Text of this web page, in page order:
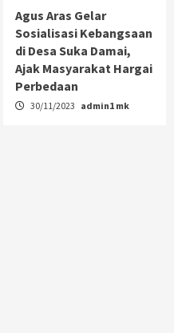
Agus Aras Gelar
Sosialisasi Kebangsaan
di Desa Suka Damai,
Ajak Masyarakat Hargai
Perbedaan
30/11/2023 admin1 mk